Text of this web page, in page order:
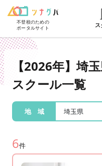
不登校のための
ポータルサイト
ス
【2026年】埼
スクール一覧
地 域 埼玉県
6件